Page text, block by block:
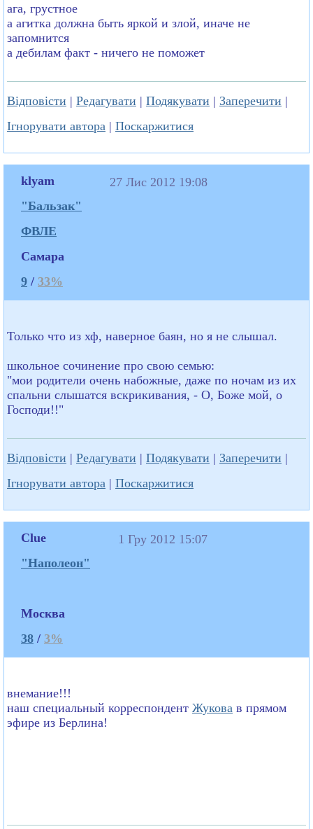
ага, грустное
а агитка должна быть яркой и злой, иначе не
запомнится
а дебилам факт - ничего не поможет
Відповісти | Редагувати | Подякувати | Заперечити |
Ігнорувати автора | Поскаржитися
klyam
"Бальзак"
ФВЛЕ
Самара
9 / 33%
27 Лис 2012 19:08
Только что из хф, наверное баян, но я не слышал.
школьное сочинение про свою семью:
"мои родители очень набожные, даже по ночам из их
спальни слышатся вскрикивания, - О, Боже мой, о
Господи!!"
Відповісти | Редагувати | Подякувати | Заперечити |
Ігнорувати автора | Поскаржитися
Clue
"Наполеон"
Москва
38 / 3%
1 Гру 2012 15:07
внемание!!!
наш специальный корреспондент Жукова в прямом
эфире из Берлина!